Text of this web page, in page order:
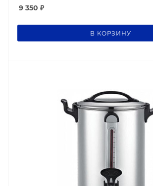
9 350 ₽
В КОРЗИНУ